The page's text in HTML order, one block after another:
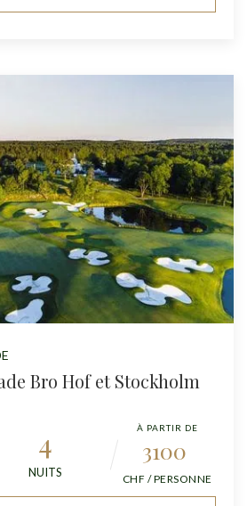
Bro Hof et Stockholm
4
NUITS
À PARTIR DE
3100
CHF / PERSONNE